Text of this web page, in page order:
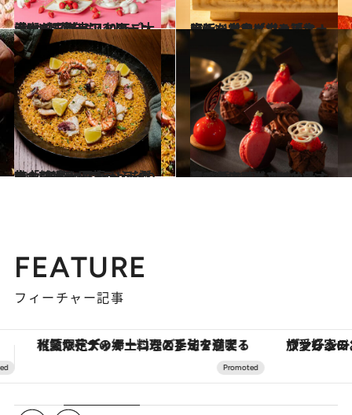
2024.12.24
【いちごフェア2025 part1】今年もいよいよシーズン到来！ いちご大満喫の王道アフタヌーンティー5選
旅＆お出かけ 2024.12.10
大阪・堂島に堂々誕生！ アーバンラグジュアリーの新たなアイコン「フォーシーズンズホテル大阪」
旅＆お出かけ
2024.12.3
“fav”のハイエンドライン、新ホテルブランド誕生！ 糸島と石垣、ふたつの「seven x seven」の魅力に迫る
旅＆お出かけ 2024.11.26
寒い冬にほっこりと。ホリデーシーズンにも最適！ 香り高く甘やかなショコラアフタヌーンティー3選
旅＆お出かけ
FEATURE
フィーチャー記事
ヴァシュロン・コンスタンタン「オーヴァーシーズ・オートマティック」。旅愛好家のお気に入りコレクションから、ジェンダーレスな新作が登場 【銀座で出合う最旬美容】美髪ケアや上質